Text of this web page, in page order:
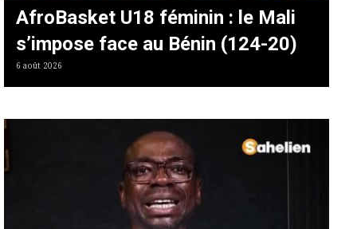
AfroBasket U18 féminin : le Mali
s’impose face au Bénin (124-20)
6 août 2026